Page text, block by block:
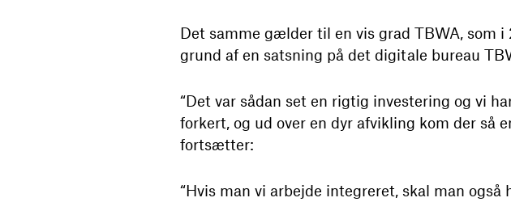
Det samme gælder til en vis grad TBWA, som
grund af en satsning på det digitale bureau
“Det var sådan set en rigtig investering og vi
forkert, og ud over en dyr afvikling kom der så
fortsætter:
“Hvis man vi arbejde integreret, skal man